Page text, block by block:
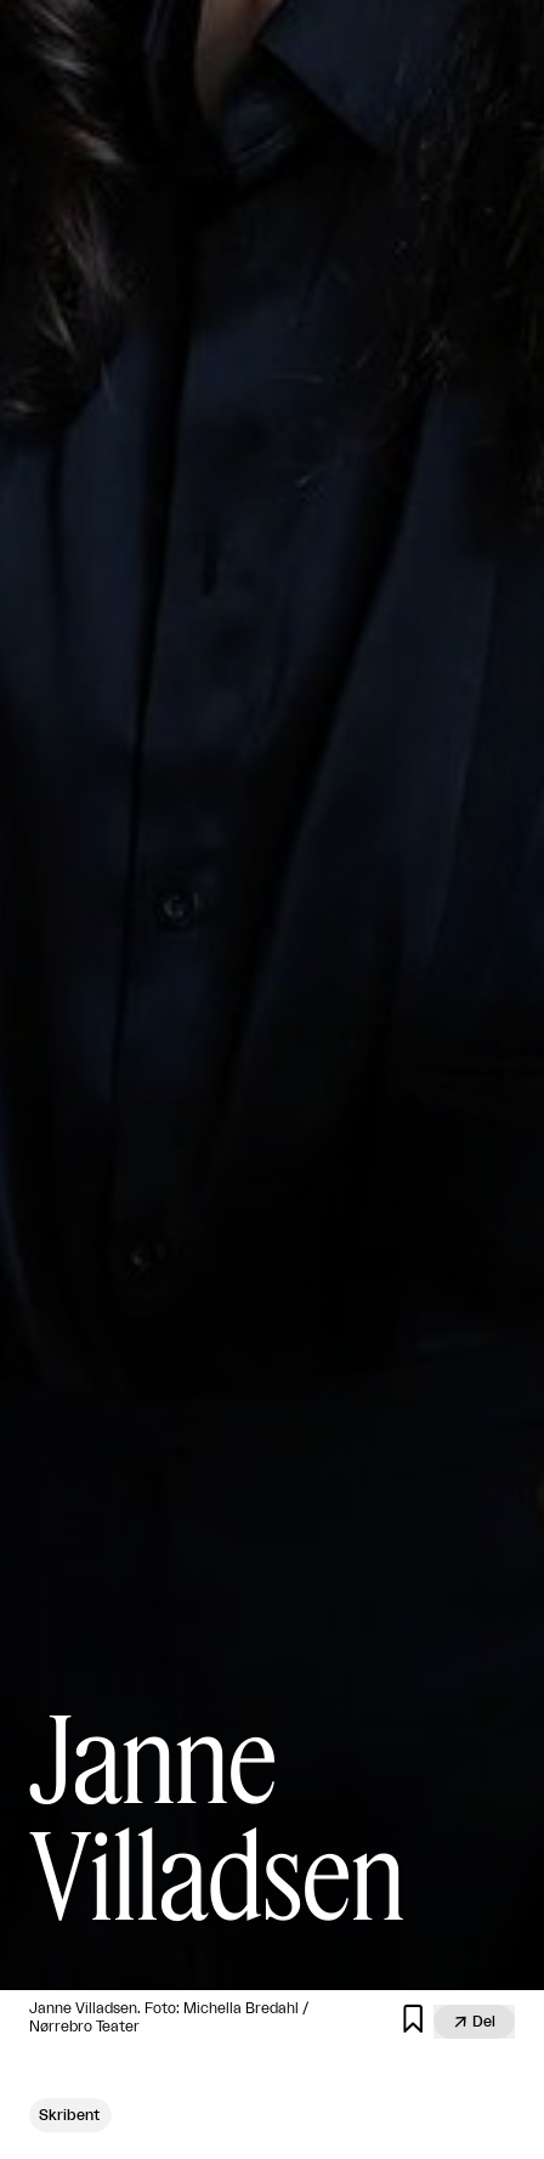
Janne
Villadsen
Janne Villadsen. Foto: Michella Bredahl /
Nørrebro Teater
  Del
Skribent